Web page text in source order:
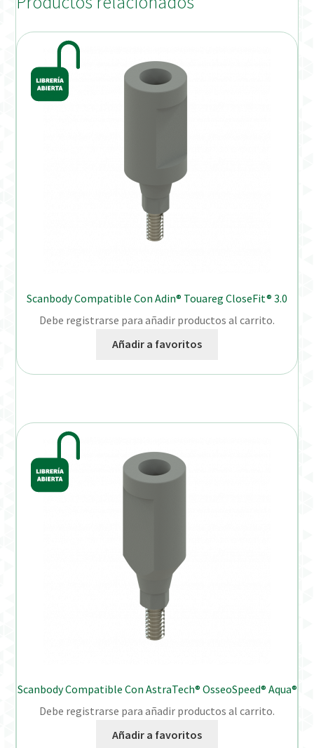
Scanbody Compatible Con Adin® Touareg CloseFit® 3.0
Debe registrarse para añadir productos al carrito.
Añadir a favoritos
Scanbody Compatible Con AstraTech® OsseoSpeed® Aqua®
Debe registrarse para añadir productos al carrito.
Añadir a favoritos